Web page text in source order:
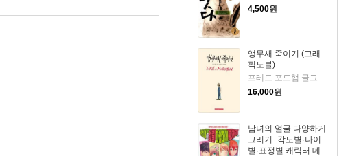
4,500원
앵무새 죽이기 (그래
픽노블)
프레드 포드햄 글그림/하퍼 리 원저/이상원 역
16,000원
남녀의 얼굴 다양하게
그리기 -각도별·나이
별·표정별 캐릭터 데